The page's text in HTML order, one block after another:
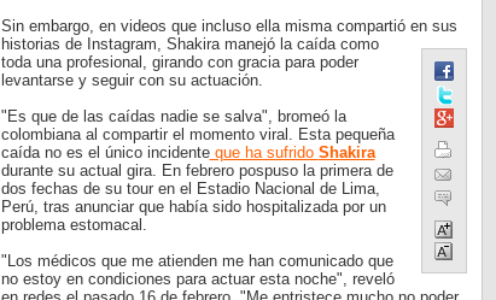
Sin embargo, en videos que incluso ella misma compartió en sus
historias de Instagram, Shakira manejó la caída como
toda una profesional, girando con gracia para poder
levantarse y seguir con su actuación.
"Es que de las caídas nadie se salva", bromeó la
colombiana al compartir el momento viral. Esta pequeña
caída no es el único incidenteque ha sufrido Shakira
durante su actual gira. En febrero pospuso la primera de
dos fechas de su tour en el Estadio Nacional de Lima,
Perú, tras anunciar que había sido hospitalizada por un
problema estomacal.
"Los médicos que me atienden me han comunicado que
no estoy en condiciones para actuar esta noche", reveló